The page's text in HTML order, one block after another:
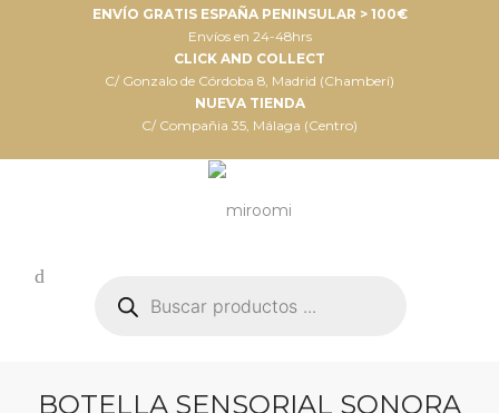
ENVÍO GRATIS ESPAÑA PENINSULAR > 100€
Envíos en 24-48hrs
CLICK AND COLLECT
C/ Gonzalo de Córdoba 8, Madrid (Chamberí)
NUEVA TIENDA
C/ Compañia 35, Málaga (Centro)
productos
BOTELLA SENSORIAL SONORA